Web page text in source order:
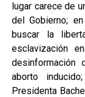
lugar carece de
del Gobierno;
buscar la
esclavización
desinformación
aborto
Presidenta